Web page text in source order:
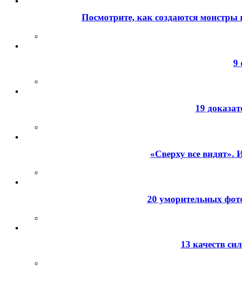
Посмотрите, как создаются монстры
9
19
«Сверху все видят».
20 уморительных
13 качеств